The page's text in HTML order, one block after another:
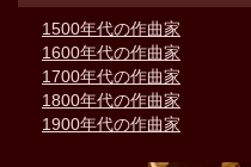
1500年代の作曲家
1600年代の作曲家
1700年代の作曲家
1800年代の作曲家
1900年代の作曲家